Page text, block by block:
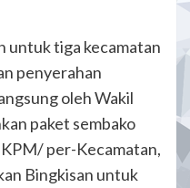
untuk tiga kecamatan
penyerahan
oleh Wakil
paket sembako
per-Kecamatan,
Bingkisan untuk